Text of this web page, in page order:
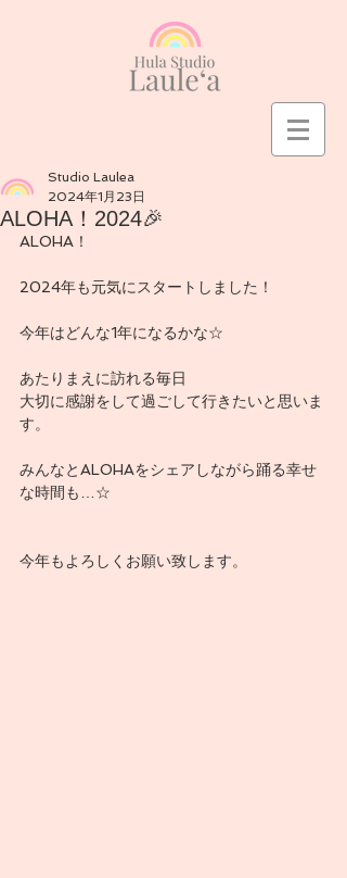
ALOHA！2024🎉
Studio Laulea
2024年1月23日
ALOHA！
2024年も元気にスタートしました！
今年はどんな1年になるかな☆
あたりまえに訪れる毎日
大切に感謝をして過ごして行きたいと思いま
す。
みんなとALOHAをシェアしながら踊る幸せ
な時間も…☆
今年もよろしくお願い致します。